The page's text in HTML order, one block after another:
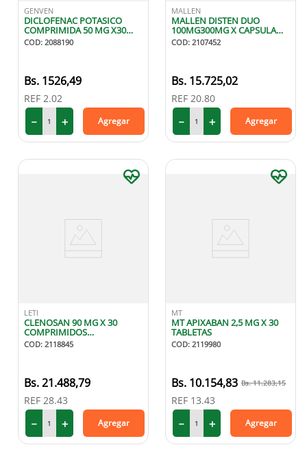
GENVEN
DICLOFENAC POTASICO
COMPRIMIDA 50 MG X30
GENVEN
COD: 2088190
1526,49
REF 2.02
＋
－ Agregar
MALLEN
MALLEN DISTEN DUO
100MG300MG X CAPSULA
GELATINA BLANDA
COD: 2107452
15.725,02
REF 20.80
＋
－ Agregar
LETI
CLENOSAN 90 MG X 30
COMPRIMIDOS
RECUBIERTOS
COD: 2118845
21.488,79
REF 28.43
＋
－ Agregar
MT
MT APIXABAN 2,5 MG X 30
TABLETAS
COD: 2119980
10.154,83 11.283,15
REF 13.43
＋
－ Agregar